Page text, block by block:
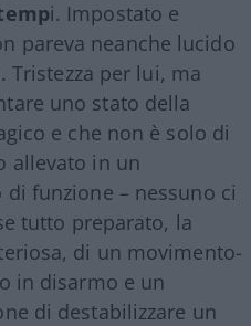
i. Impostato e
pareva neanche lucido
per lui, ma
uno stato della
e che non è solo di
allevato in un
funzione – nessuno ci
tutto preparato, la
di un movimento-
in disarmo e un
di destabilizzare un